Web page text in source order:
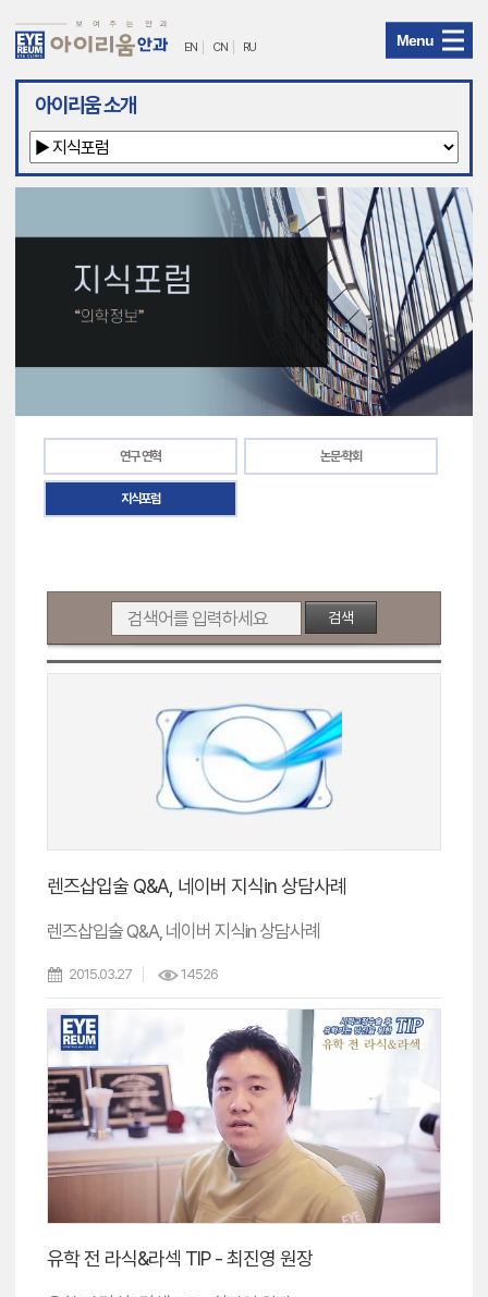
아
리
움
안
과
EN CN RU Menu
아이리움 소개
연구 연혁 논문·학회
지식포럼
검색
렌즈삽입술 Q&A, 네이버 지식in 상담사례
렌즈삽입술 Q&A, 네이버 지식in 상담사례
2015.03.27 14526
유학 전 라식&라섹 TIP - 최진영 원장